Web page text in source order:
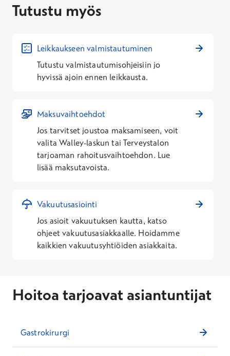
Tutustu myös
Leikkaukseen valmistautuminen
Tutustu valmistautumisohjeisiin jo
hyvissä ajoin ennen leikkausta.
Maksuvaihtoehdot
Jos tarvitset joustoa maksamiseen, voit
valita Walley-laskun tai Terveystalon
tarjoaman rahoitusvaihtoehdon. Lue
lisää maksutavoista.
Vakuutusasiointi
Jos asioit vakuutuksen kautta, katso
ohjeet vakuutusasiakkaalle. Hoidamme
kaikkien vakuutusyhtiöiden asiakkaita.
Hoitoa tarjoavat asiantuntijat
Gastrokirurgi